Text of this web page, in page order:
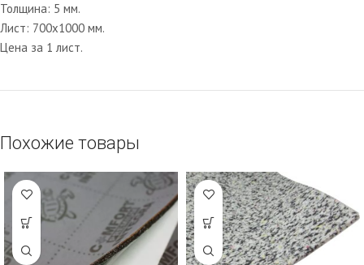
Толщина: 5 мм.
Лист: 700х1000 мм.
Цена за 1 лист.
Похожие товары